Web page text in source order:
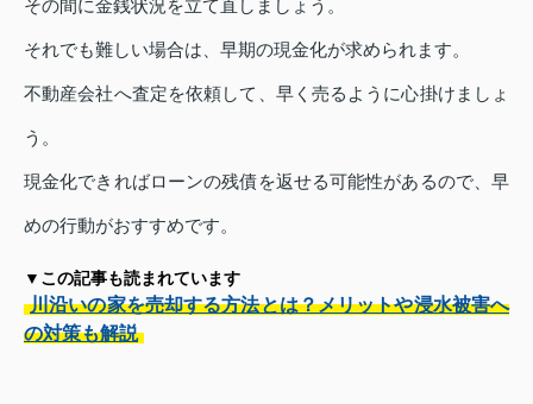
その間に金銭状況を立て直しましょう。
それでも難しい場合は、早期の現金化が求められます。
不動産会社へ査定を依頼して、早く売るように心掛けましょ
う。
現金化できればローンの残債を返せる可能性があるので、早
めの行動がおすすめです。
▼この記事も読まれています
川沿いの家を売却する方法とは？メリットや浸水被害へ
の対策も解説